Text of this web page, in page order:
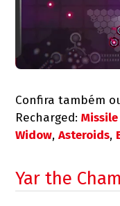
Confira também
Recharged:
Widow,Asteroids,
Yar the